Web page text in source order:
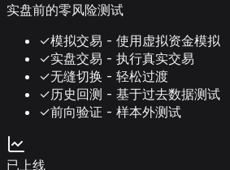
实盘前的零风险测试
✓模拟交易 - 使用虚拟资金模拟
✓实盘交易 - 执行真实交易
✓无缝切换 - 轻松过渡
✓历史回测 - 基于过去数据测试
✓前向验证 - 样本外测试
已上线